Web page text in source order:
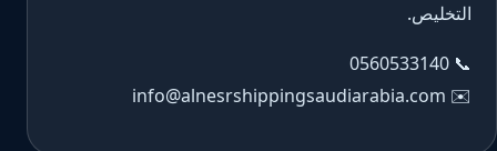
التخليص.
📞
0560533140
✉️
info@alnesrshippingsaudiarabia.com